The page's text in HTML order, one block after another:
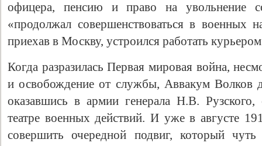
офицера, пенсию и право на увольнение
«продолжал совершенствоваться в военных
приехав в Москву, устроился работать
Когда разразилась Первая мировая война,
и освобождение от службы, Аввакум Волков
оказавшись в армии генерала Н.В. Рузского,
театре военных действий. И уже в августе
совершить очередной подвиг, который